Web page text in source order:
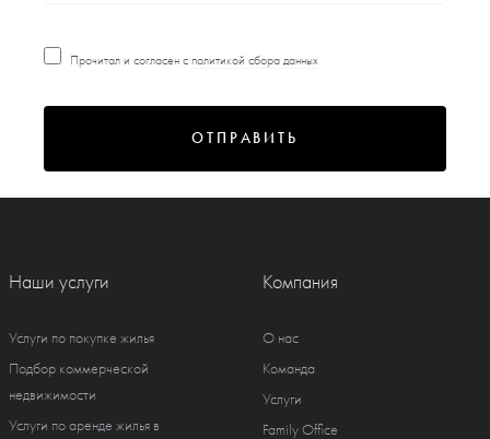
Прочитал и согласен с политикой сбора данных
ОТПРАВИТЬ
Наши услуги
Услуги по покупке жилья
Подбор коммерческой
недвижимости
Услуги по аренде жилья в
Компания
О нас
Команда
Услуги
Family Office